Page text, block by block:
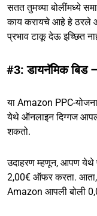
सतत तुमच्या बोलींमध्ये
काय करायचे आहे हे ठरले
प्रभाव टाकू देऊ इच्छित
#3: डायनॅमिक बिड
या Amazon PPC-
येथे ऑनलाइन दिग्गज
शकतो.
उदाहरण म्हणून, आपण येथे
2,00€ ऑफर करता.
Amazon आपली बोली